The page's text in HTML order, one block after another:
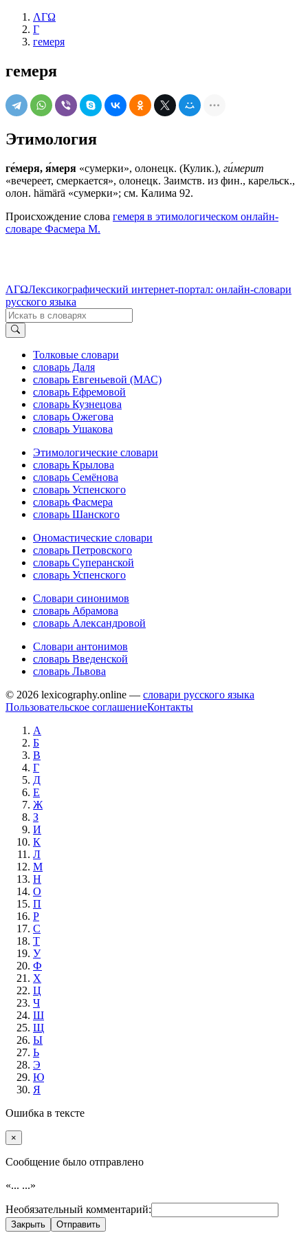
ΛΓΩ
Г
гемеря
гемеря
Этимология
ге́меря, я́меря «сумерки», олонецк. (Кулик.), ги́мерит
«вечереет, смеркается», олонецк. Заимств. из фин., карельск.,
олон. hämärä «сумерки»; см. Калима 92.
Происхождение слова гемеря в этимологическом онлайн-
словаре Фасмера М.
ΛΓΩЛексикографический интернет-портал: онлайн-словари
русского языка
Толковые словари
словарь Даля
словарь Евгеньевой (МАС)
словарь Ефремовой
словарь Кузнецова
словарь Ожегова
словарь Ушакова
Этимологические словари
словарь Крылова
словарь Семёнова
словарь Успенского
словарь Фасмера
словарь Шанского
Ономастические словари
словарь Петровского
словарь Суперанской
словарь Успенского
Словари синонимов
словарь Абрамова
словарь Александровой
Словари антонимов
словарь Введенской
словарь Львова
© 2026 lexicography.online — словари русского языка
Пользовательское соглашениеКонтакты
А
Б
В
Г
Д
Е
Ж
З
И
К
Л
М
Н
О
П
Р
С
Т
У
Ф
Х
Ц
Ч
Ш
Щ
Ы
Ь
Э
Ю
Я
Ошибка в тексте
×
Cообщение было отправлено
«... ...»
Необязательный комментарий:
Закрыть Отправить